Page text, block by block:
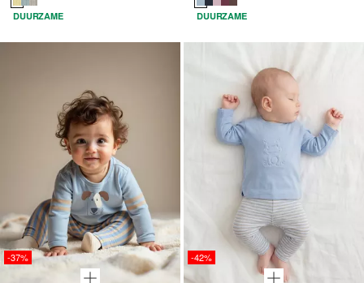
DUURZAME DUURZAME
-37% -42%